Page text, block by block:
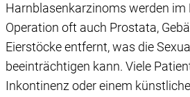
Harnblasenkarzinoms werden im
Operation oft auch Prostata,
Eierstöcke entfernt, was die
beeinträchtigen kann. Viele
Inkontinenz oder einem